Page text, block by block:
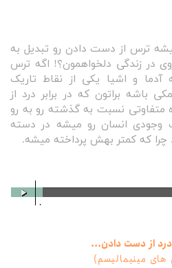
ترس از دست دادن رو تبدیل به
در زندگی دلخواهمون؟! اگه ترس
آدما و اشیا یکی از نقاط تاریک
باشه براتون که در برابر درد از
نسبت به گذشته رو به رو
وجودی انسان رو میشه در دسته
چرا که کمتر بهش پرداخته میشه.
از دست دادن...
های مینیمالیسم)